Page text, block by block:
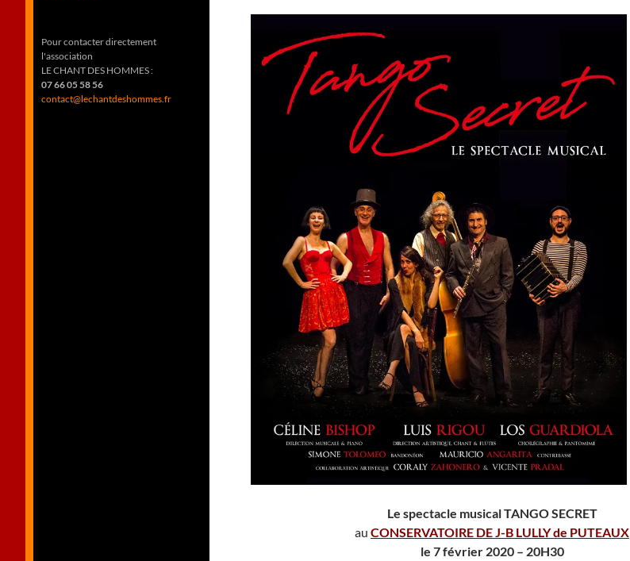
Le spectacle musical TANGO SECRET
au CONSERVATOIRE DE J-B LULLY de PUTEAUX
le 7 février 2020 – 20H30
Pour contacter directement
l'association
LE CHANT DES HOMMES :
07 66 05 58 56
contact@lechantdeshommes.fr